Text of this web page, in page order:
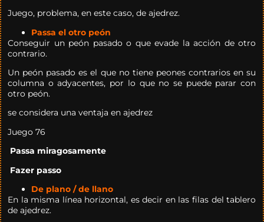
Juego, problema, en este caso, de ajedrez.
Passa el otro peón
Conseguir un peón pasado o que evade la acción de otro
contrario.
Un peón pasado es el que no tiene peones contrarios en su
columna o adyacentes, por lo que no se puede parar con
otro peón.
se considera una ventaja en ajedrez
Juego 76
Passa miragosamente
Fazer passo
De plano / de llano
En la misma línea horizontal, es decir en las filas del tablero
de ajedrez.